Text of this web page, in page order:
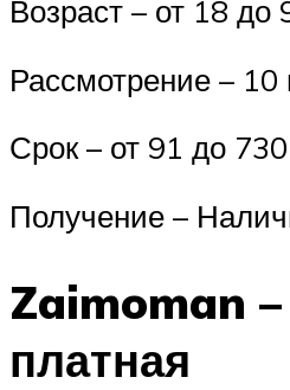
Возраст – от 18 до
Рассмотрение – 10
Срок – от 91 до
Получение –
Zaimoman –
платная